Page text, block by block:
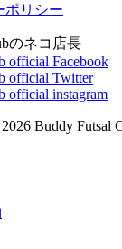
ポリシー
Buddy Futsal